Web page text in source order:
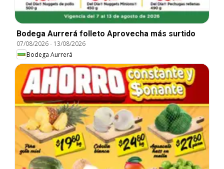
Bodega Aurrerá folleto Aprovecha más surtido
07/08/2026- 13/08/2026
Bodega Aurrerá